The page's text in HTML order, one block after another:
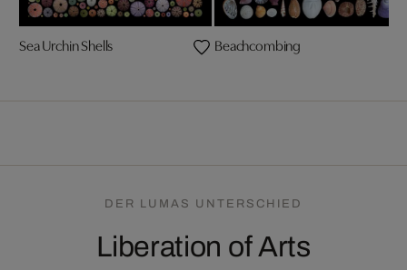
Sea Urchin Shells Beachcombing
DER LUMAS UNTERSCHIED
Liberation of Arts